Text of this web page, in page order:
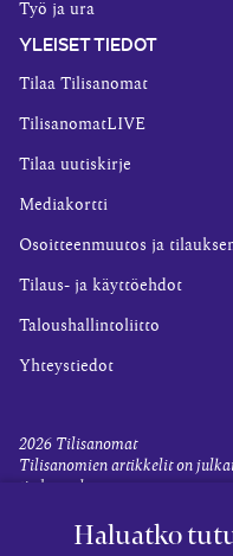
Työ ja ura
YLEISET TIEDOT
Tilaa Tilisanomat
TilisanomatLIVE
Tilaa uutiskirje
Mediakortti
Osoitteenmuutos ja
Tilaus- ja käyttöehdot
Taloushallintoliitto
Yhteystiedot
2026 Tilisanomat
Tilisanomien artikkelit on
tiedon valossa.
EvästevalinnatHaluatko